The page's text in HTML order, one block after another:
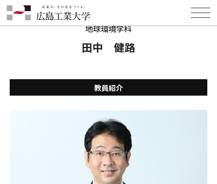
HOME 学部・学科・大学院
教員紹介
田中 健路
地球環境学科
田中 健路
教員紹介